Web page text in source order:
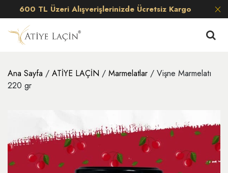
600 TL Üzeri Alışverişlerinizde Ücretsiz Kargo
Ana Sayfa / ATİYE LAÇİN / Marmelatlar / Vişne Marmelatı
220 gr